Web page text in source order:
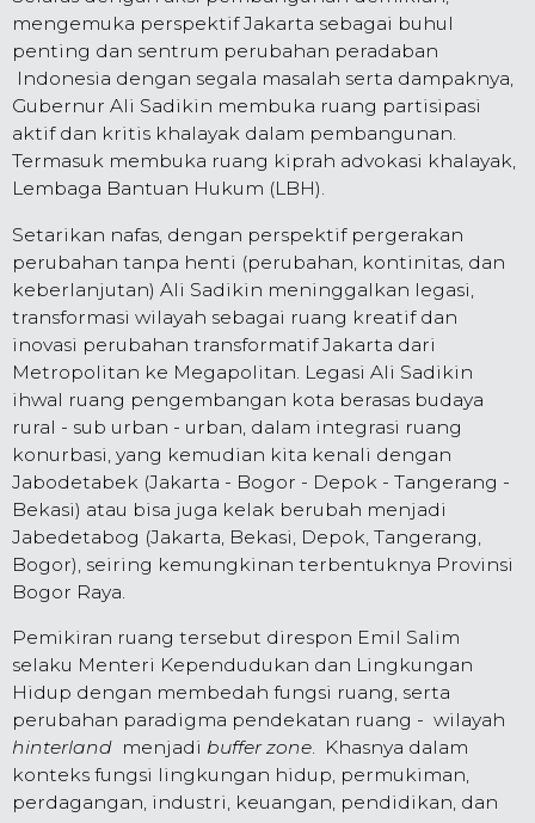
mengemuka perspektif Jakarta sebagai buhul
penting dan sentrum perubahan peradaban
Indonesia dengan segala masalah serta dampaknya,
Gubernur Ali Sadikin membuka ruang partisipasi
aktif dan kritis khalayak dalam pembangunan.
Termasuk membuka ruang kiprah advokasi khalayak,
Lembaga Bantuan Hukum (LBH).
Setarikan nafas, dengan perspektif pergerakan
perubahan tanpa henti (perubahan, kontinitas, dan
keberlanjutan) Ali Sadikin meninggalkan legasi,
transformasi wilayah sebagai ruang kreatif dan
inovasi perubahan transformatif Jakarta dari
Metropolitan ke Megapolitan. Legasi Ali Sadikin
ihwal ruang pengembangan kota berasas budaya
rural - sub urban - urban, dalam integrasi ruang
konurbasi, yang kemudian kita kenali dengan
Jabodetabek (Jakarta - Bogor - Depok - Tangerang -
Bekasi) atau bisa juga kelak berubah menjadi
Jabedetabog (Jakarta, Bekasi, Depok, Tangerang,
Bogor), seiring kemungkinan terbentuknya Provinsi
Bogor Raya.
Pemikiran ruang tersebut direspon Emil Salim
selaku Menteri Kependudukan dan Lingkungan
Hidup dengan membedah fungsi ruang, serta
perubahan paradigma pendekatan ruang - wilayah
hinterland menjadi buffer zone. Khasnya dalam
konteks fungsi lingkungan hidup, permukiman,
perdagangan, industri, keuangan, pendidikan, dan